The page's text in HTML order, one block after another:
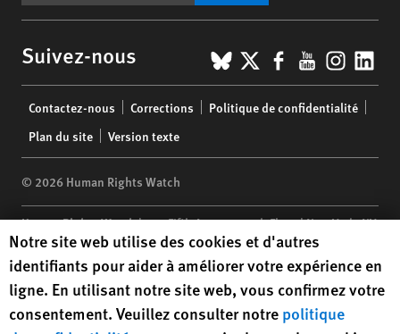
Suivez-nous BlueSky
X Facebook
YouTube
menu
Contactez-nous Corrections
Politique de confidentialité
Plan du site
Version texte
© 2026 Human Rights Watch
Human Rights Watch| 350 Fifth Avenue, 34th Floor | New York,NY
10118-3299USA |t1.212.290.4700
Human Rights Watchis a 501(C)(3) nonprofit registered in the US
under EIN: 13-2875808
Human Rights Watch cookie preferences
Notre site web utilise des cookies et d'autres
identifiants pour aider à améliorer votre expérience en
ligne. En utilisant notre site web, vous confirmez votre
consentement. Veuillez consulter notre politique